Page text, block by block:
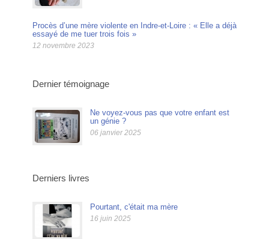
Procès d’une mère violente en Indre-et-Loire : « Elle a déjà
essayé de me tuer trois fois »
12 novembre 2023
Dernier témoignage
Ne voyez-vous pas que votre enfant est
un génie ?
06 janvier 2025
Derniers livres
Pourtant, c'était ma mère
16 juin 2025